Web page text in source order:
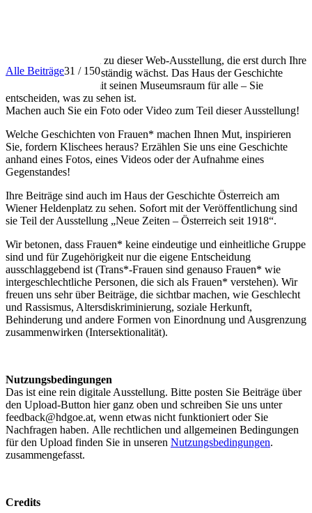
Herzlich willkommen zu dieser Web-Ausstellung, die erst durch Ihre
Beiträge entsteht und ständig wächst. Das Haus der Geschichte
Österreich öffnet damit seinen Museumsraum für alle – Sie
entscheiden, was zu sehen ist.
Machen auch Sie ein Foto oder Video zum Teil dieser Ausstellung!
Welche Geschichten von Frauen* machen Ihnen Mut, inspirieren
Sie, fordern Klischees heraus? Erzählen Sie uns eine Geschichte
anhand eines Fotos, eines Videos oder der Aufnahme eines
Gegenstandes!
Ihre Beiträge sind auch im Haus der Geschichte Österreich am
Wiener Heldenplatz zu sehen. Sofort mit der Veröffentlichung sind
sie Teil der Ausstellung „Neue Zeiten – Österreich seit 1918“.
Wir betonen, dass Frauen* keine eindeutige und einheitliche Gruppe
sind und für Zugehörigkeit nur die eigene Entscheidung
ausschlaggebend ist (Trans*-Frauen sind genauso Frauen* wie
intergeschlechtliche Personen, die sich als Frauen* verstehen). Wir
freuen uns sehr über Beiträge, die sichtbar machen, wie Geschlecht
und Rassismus, Altersdiskriminierung, soziale Herkunft,
Behinderung und andere Formen von Einordnung und Ausgrenzung
zusammenwirken (Intersektionalität).
Nutzungsbedingungen
Das ist eine rein digitale Ausstellung. Bitte posten Sie Beiträge über
den Upload-Button hier ganz oben und schreiben Sie uns unter
feedback@hdgoe.at, wenn etwas nicht funktioniert oder Sie
Nachfragen haben. Alle rechtlichen und allgemeinen Bedingungen
für den Upload finden Sie in unseren Nutzungsbedingungen.
zusammengefasst.
Credits
Alle Beiträge31 / 150